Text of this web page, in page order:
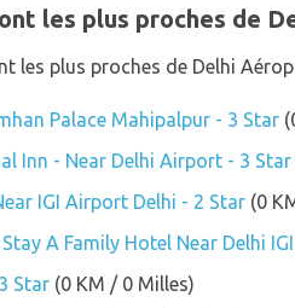
les plus proches de
les plus proches de Delhi
Palace Mahipalpur - 3 Star
Inn - Near Delhi Airport - 3 Star
IGI Airport Delhi - 2 Star (0
A Family Hotel Near Delhi
Star (0 KM / 0 Milles)